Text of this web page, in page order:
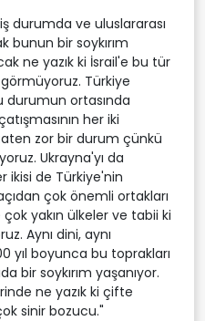
durumda ve uluslararası
bunun bir soykırım
ne yazık ki İsrail'e bu tür
görmüyoruz. Türkiye
durumun ortasında
her iki
zor bir durum çünkü
Ukrayna'yı da
ikisi de Türkiye'nin
çok önemli ortakları
çok yakın ülkeler ve tabii ki
Aynı dini, aynı
yıl boyunca bu toprakları
bir soykırım yaşanıyor.
ne yazık ki çifte
sinir bozucu."